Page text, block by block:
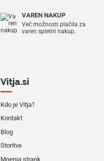
VAREN NAKUP
Več možnosti plačila za
varen spletni nakup.
Vitja.si
Kdo je Vitja?
Kontakt
Blog
Storitve
Mnenja strank